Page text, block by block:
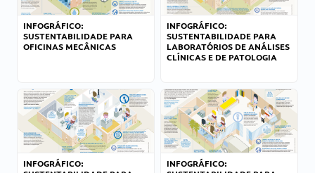
INFOGRÁFICO:
SUSTENTABILIDADE PARA
OFICINAS MECÂNICAS
INFOGRÁFICO:
SUSTENTABILIDADE PARA
LABORATÓRIOS DE ANÁLISES
CLÍNICAS E DE PATOLOGIA
INFOGRÁFICO:
INFOGRÁFICO: